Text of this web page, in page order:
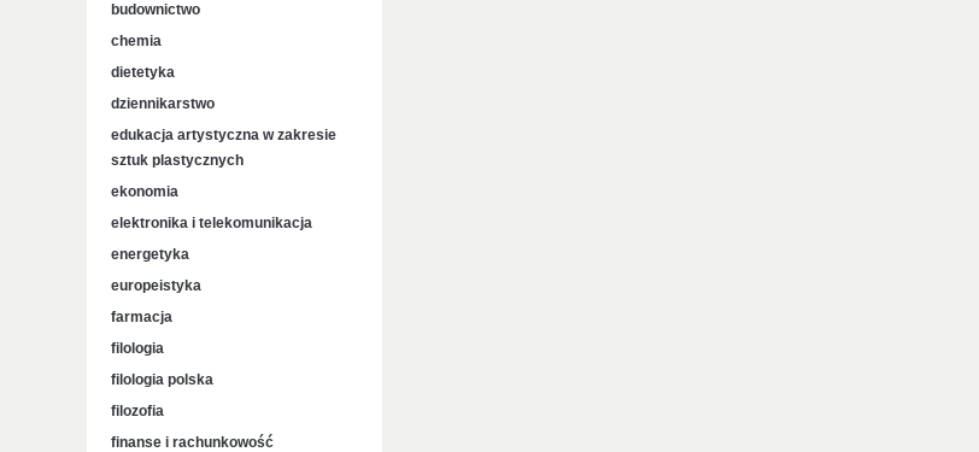
budownictwo
chemia
dietetyka
dziennikarstwo
edukacja artystyczna w zakresie
sztuk plastycznych
ekonomia
elektronika i telekomunikacja
energetyka
europeistyka
farmacja
filologia
filologia polska
filozofia
finanse i rachunkowość